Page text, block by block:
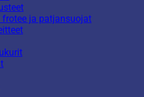
ja patjansuojat